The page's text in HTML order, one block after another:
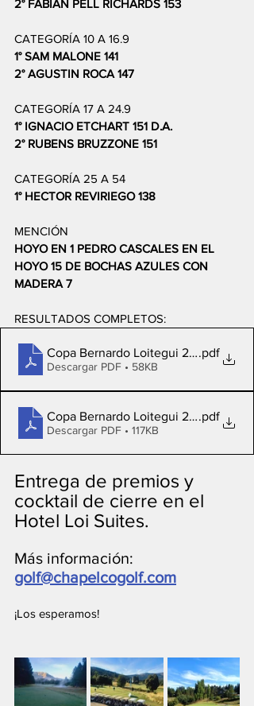
2° FABIAN PELL RICHARDS 153
CATEGORÍA 10 A 16.9
1° SAM MALONE 141
2° AGUSTIN ROCA 147
CATEGORÍA 17 A 24.9
1° IGNACIO ETCHART 151 D.A.
2° RUBENS BRUZZONE 151
CATEGORÍA 25 A 54
1° HECTOR REVIRIEGO 138
MENCIÓN
HOYO EN 1 PEDRO CASCALES EN EL
HOYO 15 DE BOCHAS AZULES CON
MADERA 7
RESULTADOS COMPLETOS:
Copa Bernardo Loitegui 2025 - Damas
.pdf
Descargar PDF • 58KB
Copa Bernardo Loitegui 2025 -
.pdf
Descargar PDF • 117KB
Entrega de premios y
cocktail de cierre en el
Hotel Loi Suites.
Más información:
golf@chapelcogolf.com
¡Los esperamos!